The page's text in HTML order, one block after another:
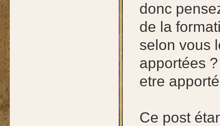
donc
de la
selon vous
apportées
etre
Ce post